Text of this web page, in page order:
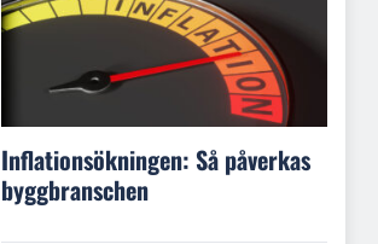
Inflationsökningen: Så påverkas
byggbranschen